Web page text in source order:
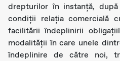
drepturilor în instanță,
condiții relația comercială
facilitării îndeplinirii
modalității în care unele
îndeplinire de către noi,